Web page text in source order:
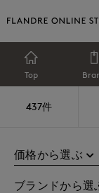
Top
437件
価格から選ぶ
ブランドから選